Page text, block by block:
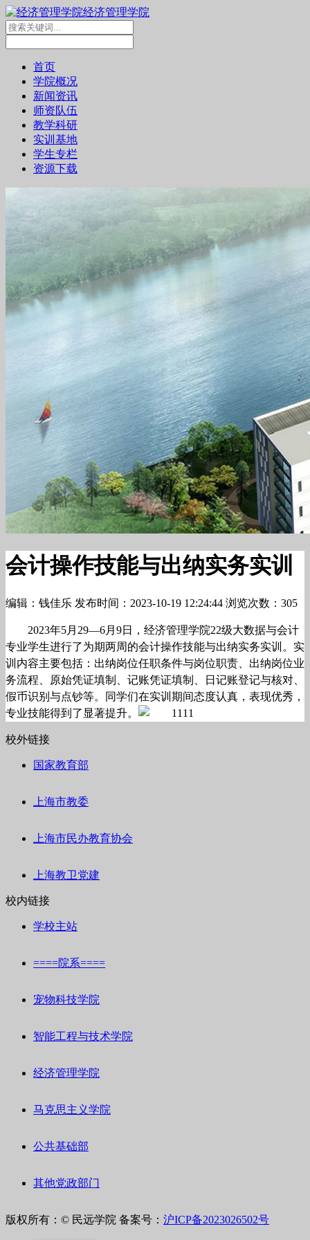
经济管理学院
首页
学院概况
新闻资讯
师资队伍
教学科研
实训基地
学生专栏
资源下载
会计操作技能与出纳实务实训
编辑：钱佳乐 发布时间：2023-10-19 12:24:44 浏览次数：305
2023年5月 29—6月 9日，经济管理学院22级大数据与会计
专业学生进行了为期两周的会计操作技能与出纳实务实训。实
训内容主要包括：出纳岗位任职条件与岗位职责、出纳岗位业
务流程、原始凭证填制、记账凭证填制、日记账登记与核对、
假币识别与点钞等。同学们在实训期间态度认真，表现优秀，
专业技能得到了显著提升。
校外链接
国家教育部
上海市教委
上海市民办教育协会
上海教卫党建
校内链接
学校主站
====院系====
宠物科技学院
智能工程与技术学院
经济管理学院
马克思主义学院
公共基础部
其他党政部门
版权所有：© 民远学院 备案号： 沪ICP备2023026502号